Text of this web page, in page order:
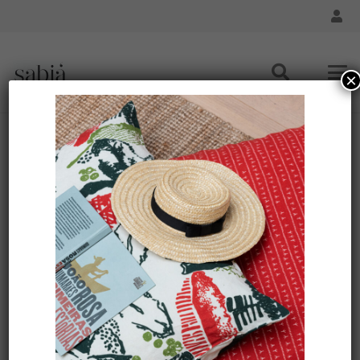
Ce qui rend le design brésilien si unique
Accueil
Culture
Ce qui rend le design brésilien si unique
×